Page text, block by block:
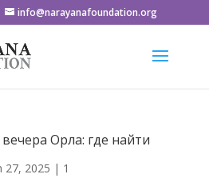
info@narayanafoundation.org
Орла: где найти
27, 2025 | 1